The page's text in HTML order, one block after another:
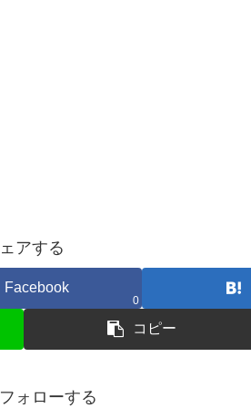
アする
Facebook
0
コピー
ォローする